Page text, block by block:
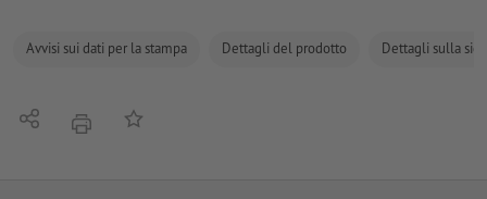
Avvisi sui dati per la stampa Dettagli del prodotto Dettagli sulla
Condividistamparealla lista preferiti